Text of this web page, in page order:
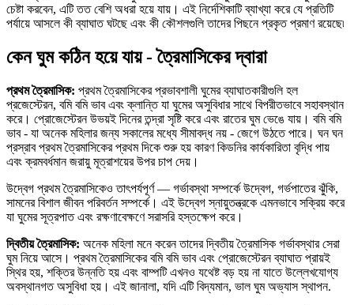
চেষ্টা করবেন, এটি তত বেশি অধরা হয়ে যায়। এই নির্দেশিকাটি ব্যাখ্যা করে যে প্রতিটি
পর্যায়ে আসলে কী ব্যাঘাত ঘটছে এবং কী কৌশলগুলি তাদের পিছনে প্রকৃত প্রমাণ রয়েছে৷
কেন ঘুম কঠিন হয়ে যায় - ত্রৈমাসিকের দ্বারা
প্রথম ত্রৈমাসিক: প্রথম ত্রৈমাসিকের প্রভাবশালী ঘুমের ব্যাঘাতকারীগুলি হল
প্রজেস্টেরন, বমি বমি ভাব এবং ক্লান্তি যা ঘুমের অসুবিধার সাথে বিপরীতভাবে সহাবস্থান
করে। প্রোজেস্টেরন উভয়ই দিনের তন্দ্রা সৃষ্টি করে এবং রাতের ঘুম ভেঙে যায়। বমি বমি
ভাব - যা অনেক মহিলার জন্য সকালের মধ্যে সীমাবদ্ধ নয় - জেগে উঠতে পারে। ঘন ঘন
প্রস্রাব প্রথম ত্রৈমাসিকের প্রথম দিকে শুরু হয় কারণ কিডনির কার্যকারিতা বৃদ্ধি পায়
এবং ক্রমবর্ধমান জরায়ু মূত্রাশয়ের উপর চাপ দেয়।
উদ্বেগ প্রথম ত্রৈমাসিকেও তাৎপর্যপূর্ণ — গর্ভাবস্থা সম্পর্কে উদ্বেগ, গর্ভপাতের ঝুঁকি,
সামনের বিশাল জীবন পরিবর্তন সম্পর্কে। এই উদ্বেগ স্নায়ুতন্ত্রকে এমনভাবে সক্রিয় করে
যা ঘুমের সূত্রপাত এবং রক্ষণাবেক্ষণে সরাসরি হস্তক্ষেপ করে।
দ্বিতীয় ত্রৈমাসিক: অনেক মহিলা মনে করেন তাদের দ্বিতীয় ত্রৈমাসিক গর্ভাবস্থার সেরা
ঘুম নিয়ে আসে। প্রথম ত্রৈমাসিকের বমি বমি ভাব এবং প্রোজেস্টেরন ব্যাঘাত প্রায়ই
স্থির হয়, শক্তির উন্নতি হয় এবং বাম্পটি এখনও যথেষ্ট বড় হয় না যাতে উল্লেখযোগ্য
অবস্থানগত অসুবিধা হয়। এই জানালা, যদি এটি বিদ্যমান, ভাল ঘুম অভ্যাস স্থাপন.